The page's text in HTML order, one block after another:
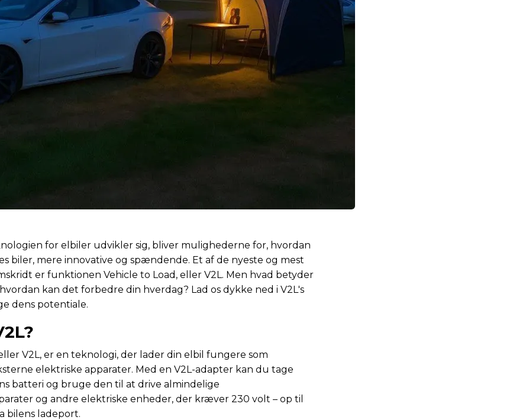
for elbiler udvikler sig, bliver mulighederne for, hvordan
biler, mere innovative og spændende. Et af de nyeste og mest
er funktionen Vehicle to Load, eller V2L. Men hvad betyder
kan det forbedre din hverdag? Lad os dykke ned i V2L's
dens potentiale.
V2L, er en teknologi, der lader din elbil fungere som
elektriske apparater. Med en V2L-adapter kan du tage
batteri og bruge den til at drive almindelige
og andre elektriske enheder, der kræver 230 volt – op til
bilens ladeport.